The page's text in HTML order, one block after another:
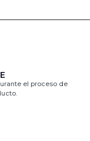
el proceso de